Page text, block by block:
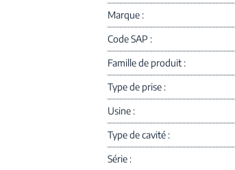
Marque
Code SAP
Famille de produit
Type de prise
Usine
Type de cavité
Série